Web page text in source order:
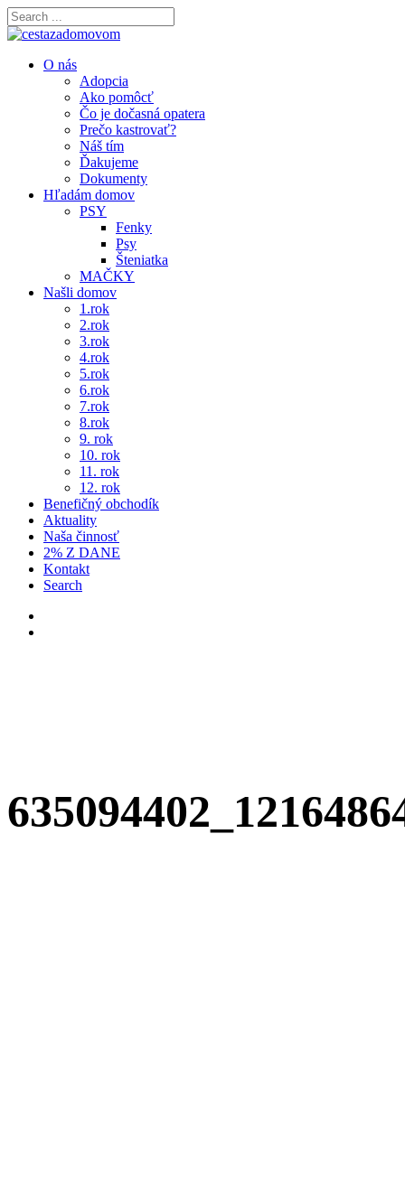
O nás
Adopcia
Ako pomôcť
Čo je dočasná opatera
Prečo kastrovať?
Náš tím
Ďakujeme
Dokumenty
Hľadám domov
PSY
Fenky
Psy
Šteniatka
MAČKY
Našli domov
1.rok
2.rok
3.rok
4.rok
5.rok
6.rok
7.rok
8.rok
9. rok
10. rok
11. rok
12. rok
Benefičný obchodík
Aktuality
Naša činnosť
2% Z DANE
Kontakt
Search